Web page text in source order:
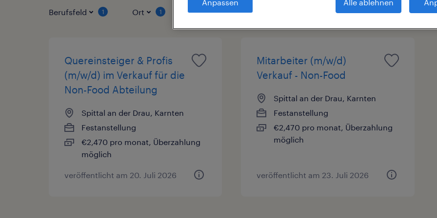
Berufsfeld 1 Ort 1 Vertragsarten
Quereinsteiger & Profis
(m/w/d) im Verkauf für die
Non-Food Abteilung
Spittal an der Drau, Karnten
Festanstellung
€2,470 pro monat, Überzahlung
möglich
veröffentlicht am 20. Juli 2026
Mitarbeiter (m/w/d)
Verkauf - Non-Food
Spittal an der Drau, Karnten
Festanstellung
€2,470 pro monat, Überzahlung
möglich
veröffentlicht am 23. Juli 2026
Anpassen Alle ablehnen